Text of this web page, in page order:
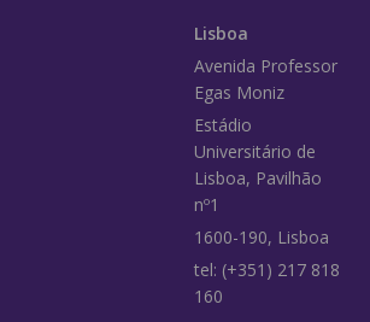
Lisboa
Avenida Professor
Egas Moniz
Estádio
Universitário de
Lisboa, Pavilhão
nº1
1600-190, Lisboa
tel: (+351) 217 818
160